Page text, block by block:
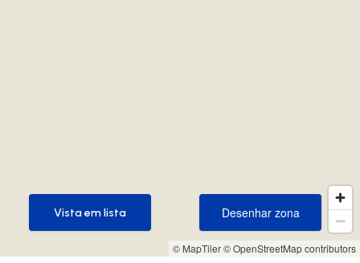
© MapTiler© OpenStreetMap contributors
Desenhar zona
Desenhar zona
Vista em lista
Vista em lista